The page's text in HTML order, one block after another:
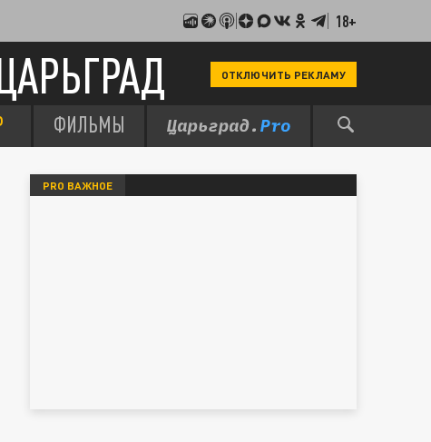
18+
ОТКЛЮЧИТЬ РЕКЛАМУ
ФИЛЬМЫ
PRO ВАЖНОЕ